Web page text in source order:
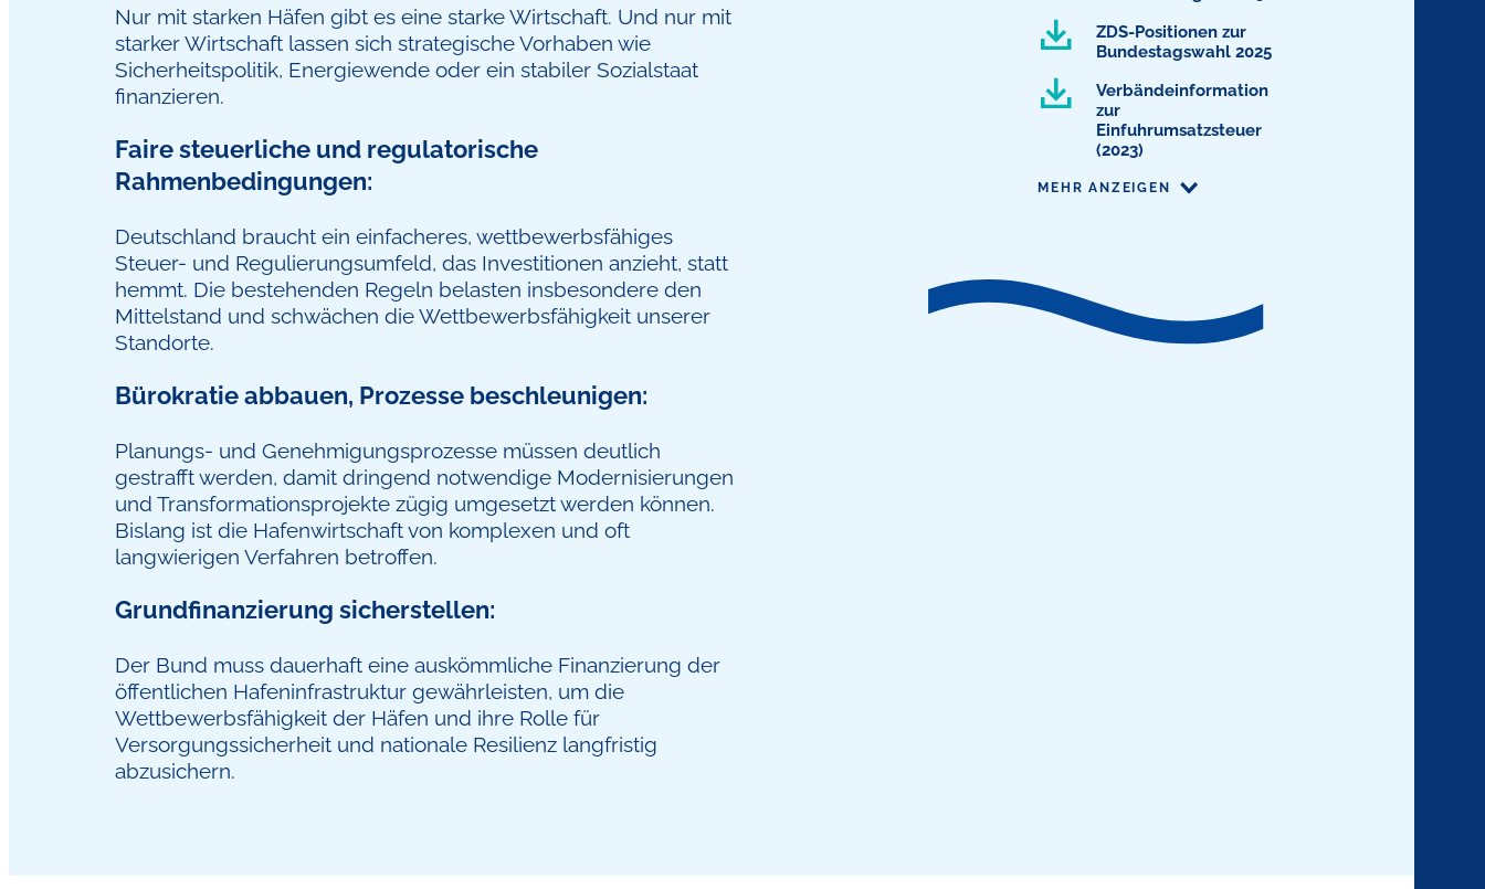
Nur mit starken Häfen gibt es eine starke Wirtschaft. Und nur mit
starker Wirtschaft lassen sich strategische Vorhaben wie
Sicherheitspolitik, Energiewende oder ein stabiler Sozialstaat
finanzieren.
Faire steuerliche und regulatorische
Rahmenbedingungen:
Deutschland braucht ein einfacheres, wettbewerbsfähiges
Steuer- und Regulierungsumfeld, das Investitionen anzieht, statt
hemmt. Die bestehenden Regeln belasten insbesondere den
Mittelstand und schwächen die Wettbewerbsfähigkeit unserer
Standorte.
Bürokratie abbauen, Prozesse beschleunigen:
Planungs- und Genehmigungsprozesse müssen deutlich
gestrafft werden, damit dringend notwendige Modernisierungen
und Transformationsprojekte zügig umgesetzt werden können.
Bislang ist die Hafenwirtschaft von komplexen und oft
langwierigen Verfahren betroffen.
Grundfinanzierung sicherstellen:
Der Bund muss dauerhaft eine auskömmliche Finanzierung der
öffentlichen Hafeninfrastruktur gewährleisten, um die
Wettbewerbsfähigkeit der Häfen und ihre Rolle für
Versorgungssicherheit und nationale Resilienz langfristig
abzusichern.
ZDS-Positionen zur
Bundestagswahl 2025
Verbändeinformation
zur
Einfuhrumsatzsteuer
(2023)
MEHR ANZEIGEN